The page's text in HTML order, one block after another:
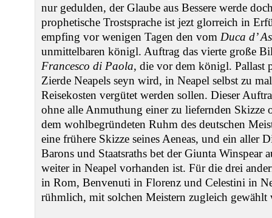
nur gedulden, der Glaube aus Bessere werde
prophetische Trostsprache ist jezt glorreich in
empfing vor wenigen Tagen den vom Duca d’
unmittelbaren königl. Auftrag das vierte große
Francesco di Paola, die vor dem königl. Pallast
Zierde Neapels seyn wird, in Neapel selbst zu
Reisekosten vergütet werden sollen. Dieser
ohne alle Anmuthung einer zu liefernden Skizze
dem wohlbegründeten Ruhm des deutschen
eine frühere Skizze seines Aeneas, und ein aller
Barons und Staatsraths bet der Giunta Winspear
weiter in Neapel vorhanden ist. Für die drei
in Rom, Benvenuti in Florenz und Celestini in
rühmlich, mit solchen Meistern zugleich gewählt